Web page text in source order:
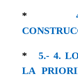
*
*5.- 4.
LA